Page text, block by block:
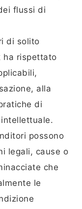
flussi di
di solito
ha rispettato
alla
di
possono
legali, cause o
che
le